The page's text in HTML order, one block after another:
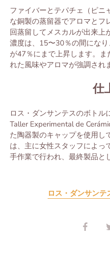
ファイバーとテパチェ（ピニ
な銅製の蒸留器でアロマとフ
回蒸留 してメスカルが出来上
濃度は、 15〜30％の間にな
が47％にまで上昇します。
れた風味やアロマが強調され
仕
ロス・ダンサンテスのボトル
Taller Experimental de
た陶器製のキャップを使用し
は、主に女性スタッフによっ
手作業で行われ、最終製品と
ロス・ダンサンテ
Share